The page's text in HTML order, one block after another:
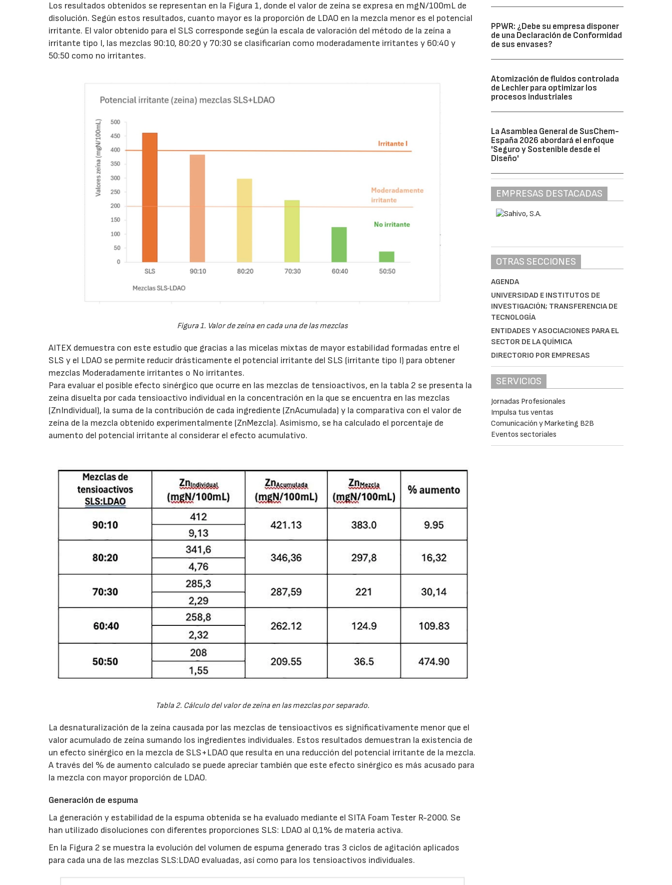
Los resultados obtenidos se representan en la Figura 1, donde el valor de zeína se expresa en mgN/100mL de
disolución. Según estos resultados, cuanto mayor es la proporción de LDAO en la mezcla menor es el potencial
irritante. El valor obtenido para el SLS corresponde según la escala de valoración del método de la zeína a
irritante tipo I, las mezclas 90:10, 80:20 y 70:30 se clasificarían como moderadamente irritantes y 60:40 y
50:50 como no irritantes.
Figura 1. Valor de zeína en cada una de las mezclas
AITEX demuestra con este estudio que gracias a las micelas mixtas de mayor estabilidad formadas entre el
SLS y el LDAO se permite reducir drásticamente el potencial irritante del SLS (irritante tipo I) para obtener
mezclas Moderadamente irritantes o No irritantes.
Para evaluar el posible efecto sinérgico que ocurre en las mezclas de tensioactivos, en la tabla 2 se presenta la
zeína disuelta por cada tensioactivo individual en la concentración en la que se encuentra en las mezclas
(ZnIndividual), la suma de la contribución de cada ingrediente (ZnAcumulada) y la comparativa con el valor de
zeína de la mezcla obtenido experimentalmente (ZnMezcla). Asimismo, se ha calculado el porcentaje de
aumento del potencial irritante al considerar el efecto acumulativo.
Tabla 2. Cálculo del valor de zeína en las mezclas por separado.
La desnaturalización de la zeína causada por las mezclas de tensioactivos es significativamente menor que el
valor acumulado de zeína sumando los ingredientes individuales. Estos resultados demuestran la existencia de
un efecto sinérgico en la mezcla de SLS+LDAO que resulta en una reducción del potencial irritante de la mezcla.
A través del % de aumento calculado se puede apreciar también que este efecto sinérgico es más acusado para
la mezcla con mayor proporción de LDAO.
Generación de espuma
La generación y estabilidad de la espuma obtenida se ha evaluado mediante el SITA Foam Tester R-2000. Se
han utilizado disoluciones con diferentes proporciones SLS: LDAO al 0,1% de materia activa.
En la Figura 2 se muestra la evolución del volumen de espuma generado tras 3 ciclos de agitación aplicados
para cada una de las mezclas SLS:LDAO evaluadas, así como para los tensioactivos individuales.
PPWR: ¿Debe su empresa disponer
de una Declaración de Conformidad
de sus envases?
Atomización de fluidos controlada
de Lechler para optimizar los
procesos industriales
La Asamblea General de SusChem-
España 2026 abordará el enfoque
'Seguro y Sostenible desde el
Diseño'
EMPRESAS DESTACADAS
OTRAS SECCIONES
AGENDA
UNIVERSIDAD E INSTITUTOS DE
INVESTIGACIÓN; TRANSFERENCIA DE
TECNOLOGÍA
ENTIDADES Y ASOCIACIONES PARA EL
SECTOR DE LA QUÍMICA
DIRECTORIO POR EMPRESAS
SERVICIOS
Jornadas Profesionales
Impulsa tus ventas
Comunicación y Marketing B2B
Eventos sectoriales